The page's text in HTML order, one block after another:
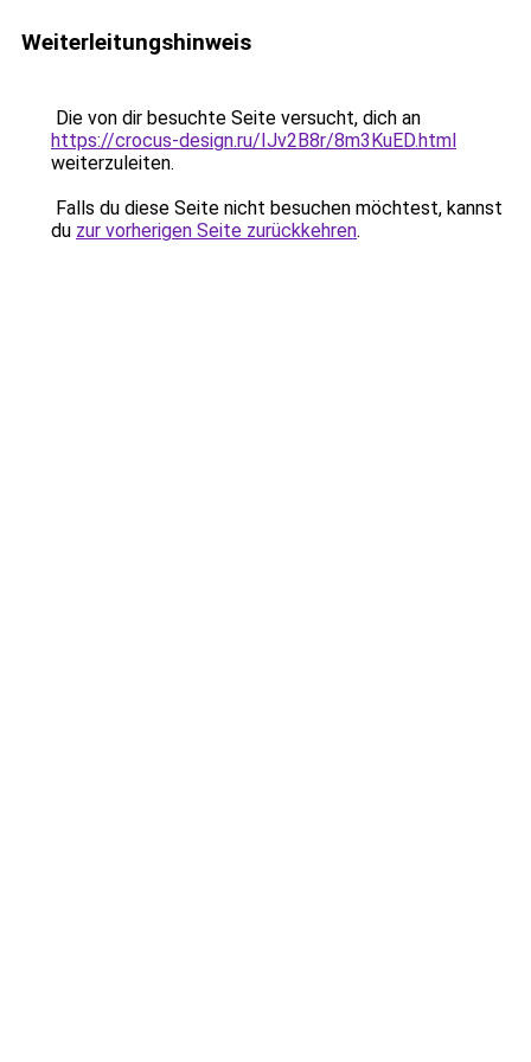
Weiterleitungshinweis
Die von dir besuchte Seite versucht, dich an
https://crocus-design.ru/IJv2B8r/8m3KuED.html
weiterzuleiten.
Falls du diese Seite nicht besuchen möchtest, kannst
du zur vorherigen Seite zurückkehren.